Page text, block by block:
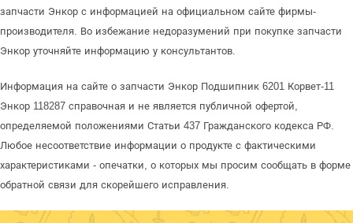
запчасти Энкор с информацией на официальном сайте фирмы-
производителя. Во избежание недоразумений при покупке запчасти
Энкор уточняйте информацию у консультантов.
Информация на сайте о запчасти Энкор Подшипник 6201 Корвет-11
Энкор 118287 справочная и не является публичной офертой,
определяемой положениями Статьи 437 Гражданского кодекса РФ.
Любое несоответствие информации о продукте с фактическими
характеристиками - опечатки, о которых мы просим сообщать в форме
обратной связи для скорейшего исправления.